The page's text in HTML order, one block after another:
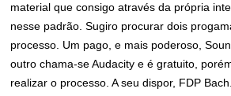
material que consigo através da própria
nesse padrão. Sugiro procurar dois
processo. Um pago, e mais poderoso,
outro chama-se Audacity e é gratuito,
realizar o processo. A seu dispor, FDP Bach.